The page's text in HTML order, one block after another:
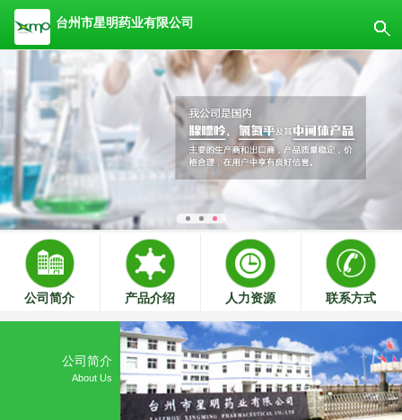
台州市星明药业有限公司
公司简介 产品介绍 人力资源 联系方式
公司简介
About Us